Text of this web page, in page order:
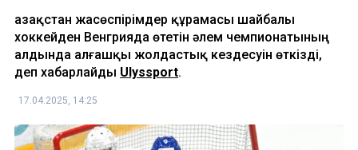
Қазақстан жасөспірімдер құрамасы шайбалы
хоккейден Венгрияда өтетін әлем чемпионатының
алдында алғашқы жолдастық кездесуін өткізді,
деп хабарлайды Ulyssport.
17.04.2025, 14:25